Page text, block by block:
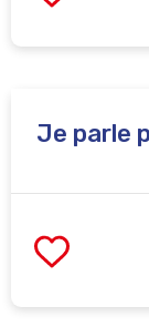
Je parle